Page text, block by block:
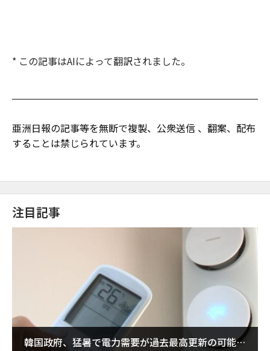
* この記事はAIによって翻訳されました。
亜洲日報の記事等を無断で複製、公衆送信 、翻案、配布
することは禁じられています。
注目記事
韓国政府、猛暑で電力需要が過去最高更新の可能性